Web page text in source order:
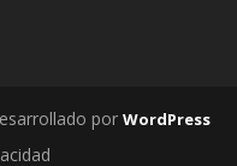
por WordPress